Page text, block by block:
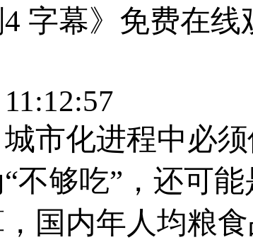
4 字幕》免费在
化进程中必须
不够吃”，还可
国内年人均粮